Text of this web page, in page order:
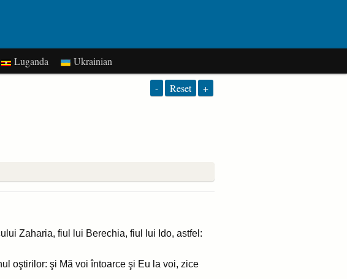
Luganda Ukrainian
- Reset +
Zaharia, fiul lui Berechia, fiul lui Ido, astfel:
oştirilor: şi Mă voi întoarce şi Eu la voi, zice